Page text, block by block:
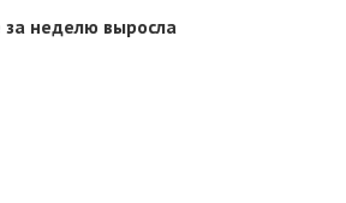
за неделю выросла